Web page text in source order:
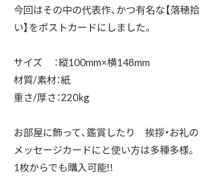
今回はその中の代表作、かつ有名な【落穂拾
い】をポストカードにしました。
サイズ ：縦100mm×横148mm
材質/素材：紙
重さ/厚さ：220kg
お部屋に飾って、鑑賞したり 挨拶・お礼の
メッセージカードにと使い方は多種多様。
1枚からでも購入可能!!